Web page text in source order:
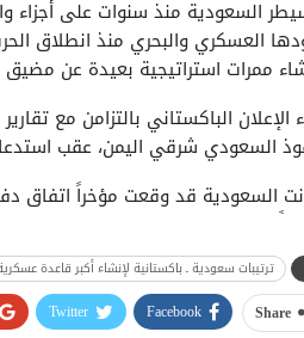
السعودية منذ سنوات على أجزاء
ممرات استراتيجية بعيدة عن
الإعلان الباكستاني بالتزامن مع
السعودي شرقي اليمن، عقب
السعودية قد وقعت مؤخراً اتفاق
في الوساطات الإقليمية والدولية
مراقبون أن التحركات السعودية
متقدمة، خصوصاً مع تصاعد
ترتيبات سعودية ـ باكستانية لإنشاء أكبر قاعدة
Share
Facebook
Twitter